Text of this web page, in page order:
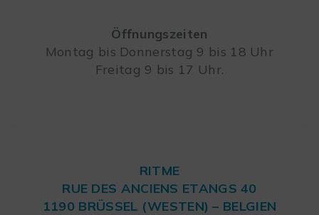
Öffnungszeiten
Montag bis Donnerstag 9 bis 18 Uhr
Freitag 9 bis 17 Uhr.
RITME
RUE DES ANCIENS ETANGS 40
1190 BRÜSSEL (WESTEN) – BELGIEN